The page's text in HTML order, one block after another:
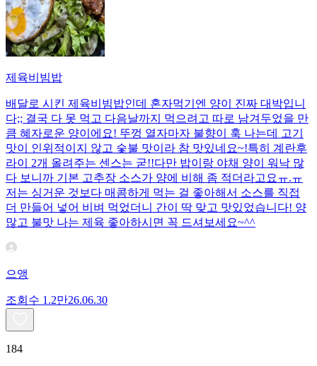
제육비빔밥
배달로 시킨 제육비빔밥인데 혼자먹기엔 양이 진짜 대박입니
다;; 결국 다 못 먹고 다음날까지 먹으려고 따로 남겨두었을 만
큼 혜자로운 양이에요! 뚜껑 열자마자 불향이 훅 나는데 고기
맛이 인위적이지 않고 숯불 맛이라 참 맛있네요~!특히 계란후
라이 2개 올려주는 센스는 굳!! ​다만 밥이랑 야채 양이 워낙 많
다 보니까 기본 고추장 소스가 양에 비해 좀 적더라고요ㅠ.ㅠ
저는 싱거운 것보다 매콤하게 먹는 걸 좋아해서 소스를 직접
더 만들어 넣어 비벼 먹었더니 간이 딱 맞고 맛있었습니다! 양
많고 불맛 나는 제육 좋아하시면 꼭 드셔보세요~^^
으앵
조회수 1.2만26.06.30
184